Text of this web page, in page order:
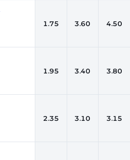
1.75 3.60 4.50
1.95 3.40 3.80
2.35 3.10 3.15